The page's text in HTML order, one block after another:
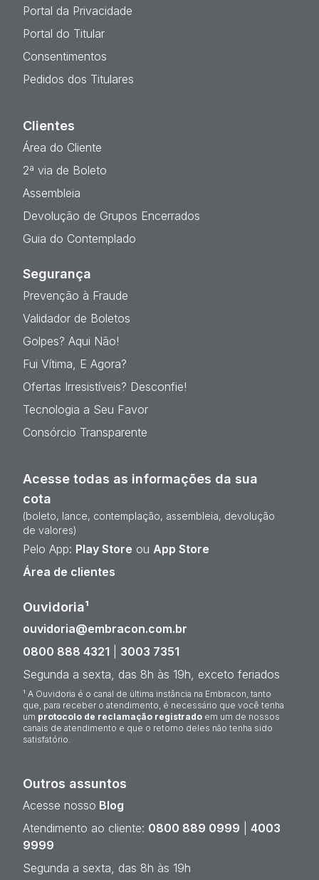
Portal da Privacidade
Portal do Titular
Consentimentos
Pedidos dos Titulares
Clientes
Área do Cliente
2ª via de Boleto
Assembleia
Devolução de Grupos Encerrados
Guia do Contemplado
Segurança
Prevenção à Fraude
Validador de Boletos
Golpes? Aqui Não!
Fui Vítima, E Agora?
Ofertas Irresistíveis? Desconfie!
Tecnologia a Seu Favor
Consórcio Transparente
Acesse todas as informações da sua
cota
(boleto, lance, contemplação, assembleia, devolução
de valores)
Pelo App: Play Store ou App Store
Área de clientes
Ouvidoria¹
ouvidoria@embracon.com.br
0800 888 4321
3003 7351
Segunda a sexta, das 8h às 19h, exceto feriados
¹ A Ouvidoria é o canal de última instância na Embracon, tanto
que, para receber o atendimento, é necessário que você tenha
um protocolo de reclamação registrado em um de nossos
canais de atendimento e que o retorno deles não tenha sido
satisfatório.
Outros assuntos
Acesse nosso Blog
Atendimento ao cliente: 0800 889 0999
4003
9999
Segunda a sexta, das 8h às 19h